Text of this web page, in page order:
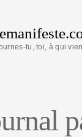
tu, toi, à qui